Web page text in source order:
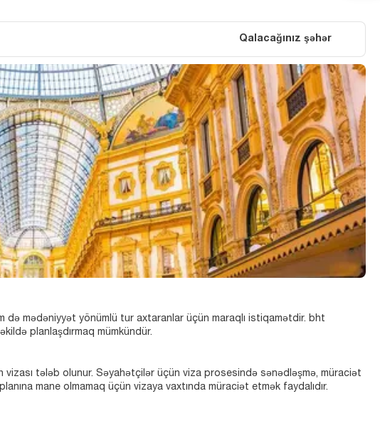
Qalacağınız şəhər
tələb olunur. Səyahətçilər üçün viza prosesində sənədləşmə, müraciət
mane olmamaq üçün vizaya vaxtında müraciət etmək faydalıdır.
də mədəniyyət yönümlü tur axtaranlar üçün maraqlı istiqamətdir. bht
planlaşdırmaq mümkündür.